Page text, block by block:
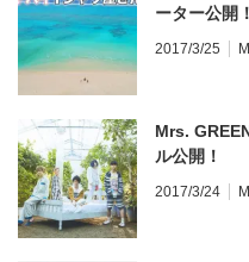
ーター公開！
2017/3/25
Mrs.
ル公開！
2017/3/24